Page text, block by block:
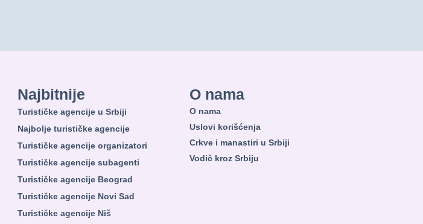
Najbitnije
Turističke agencije u Srbiji
Najbolje turističke agencije
Turističke agencije organizatori
Turističke agencije subagenti
Turističke agencije Beograd
Turističke agencije Novi Sad
Turističke agencije Niš
O nama
O nama
Uslovi korišćenja
Crkve i manastiri u Srbiji
Vodič kroz Srbiju